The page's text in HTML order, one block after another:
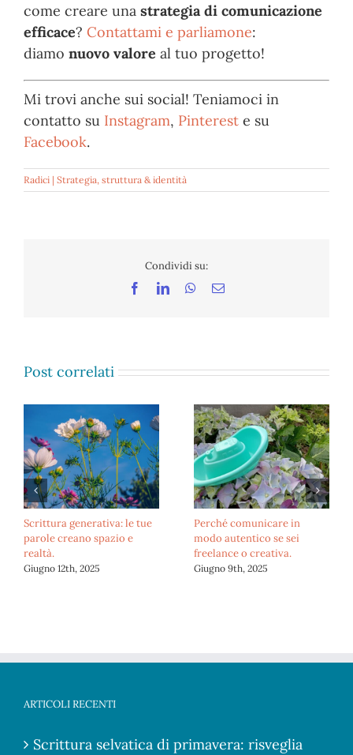
come creare una strategia di comunicazione
efficace? Contattami e parliamone:
diamo nuovo valore al tuo progetto!
Mi trovi anche sui social! Teniamoci in
contatto su Instagram, Pinterest e su
Facebook.
Radici | Strategia, struttura & identità
Condividi su:
FacebookLinkedInWhatsApp
Email
Post correlati
Scrittura generativa: le tue
parole creano spazio e
realtà.
Giugno 12th, 2025
Perché comunicare in
modo autentico se sei
freelance o creativa.
Giugno 9th, 2025
ARTICOLI RECENTI
Scrittura selvatica di primavera: risveglia